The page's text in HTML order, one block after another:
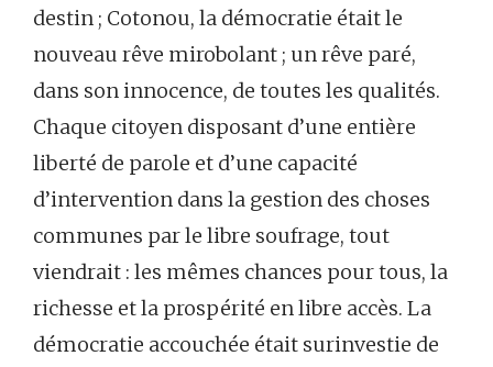
destin ; Cotonou, la démocratie était le
nouveau rêve mirobolant ; un rêve paré,
dans son innocence, de toutes les qualités.
Chaque citoyen disposant d’une entière
liberté de parole et d’une capacité
d’intervention dans la gestion des choses
communes par le libre soufrage, tout
viendrait : les mêmes chances pour tous, la
richesse et la prospérité en libre accès. La
démocratie accouchée était surinvestie de